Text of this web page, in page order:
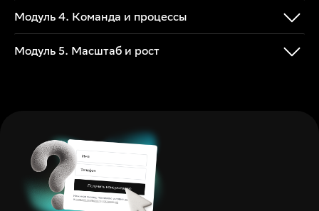
Модуль 4. Команда и процессы
Модуль 5. Масштаб и рост